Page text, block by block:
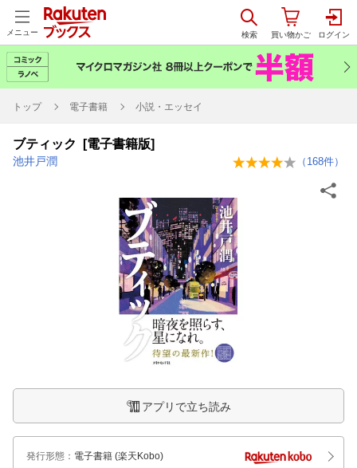
メニュー
トップ 電子書籍 小説・エッセイ
ブティック [電子書籍版]
池井戸潤 （ 168件）
アプリで立ち読み
発行形態 ： 電子書籍 (楽天Kobo)